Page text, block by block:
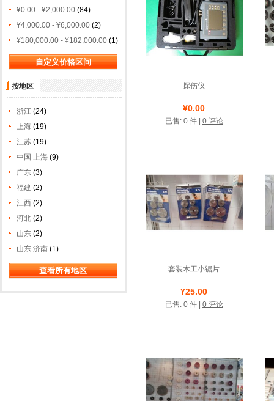
¥0.00 - ¥2,000.00 (84)
¥4,000.00 - ¥6,000.00 (2)
¥180,000.00 - ¥182,000.00 (1)
按地区
浙江 (24)
上海 (19)
江苏 (19)
中国 上海 (9)
广东 (3)
福建 (2)
江西 (2)
河北 (2)
山东 (2)
山东 济南 (1)
探伤仪
店铺名称: 杭州统奔模具
制造有限公司
¥0.00
已售: 0 件 | 0 评论
套装木工小锯片
店铺名称: 梅沈磨料磨具
经销处
¥25.00
已售: 0 件 | 0 评论